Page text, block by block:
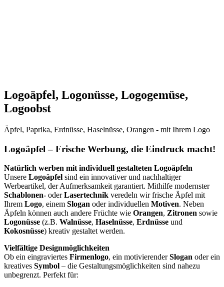
Logoäpfel, Logonüsse, Logogemüse,
Logoobst
Äpfel, Paprika, Erdnüsse, Haselnüsse, Orangen - mit Ihrem Logo
Logoäpfel – Frische Werbung, die Eindruck macht!
Natürlich werben mit individuell gestalteten Logoäpfeln
Unsere Logoäpfel sind ein innovativer und nachhaltiger
Werbeartikel, der Aufmerksamkeit garantiert. Mithilfe modernster
Schablonen- oderLasertechnik veredeln wir frische Äpfel mit
Ihrem Logo, einem Slogan oder individuellen Motiven. Neben
Äpfeln können auch andere Früchte wie Orangen, Zitronen sowie
Logonüsse (z.B. Walnüsse, Haselnüsse, Erdnüsse und
Kokosnüsse) kreativ gestaltet werden.
Vielfältige Designmöglichkeiten
Ob ein eingraviertes Firmenlogo, ein motivierenderSlogan oder ein
kreatives Symbol – die Gestaltungsmöglichkeiten sind nahezu
unbegrenzt. Perfekt für: